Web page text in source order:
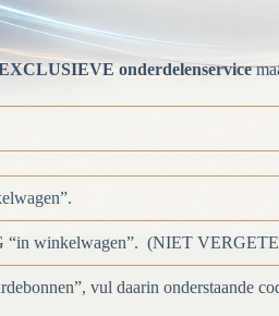
onderdelenservice
“in winkelwagen”. (NIET
vul daarin onderstaande